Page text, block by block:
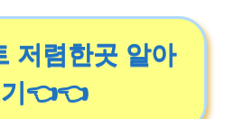
저렴한곳 알아
👈👈